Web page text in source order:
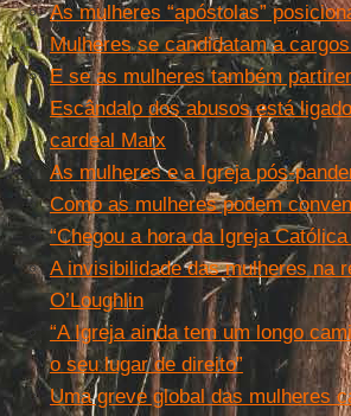
As mulheres “apóstolas”
Mulheres se candidatam a
E se as mulheres também
Escândalo dos abusos está
cardeal Marx
As mulheres e a Igreja pós-
Como as mulheres podem
“Chegou a hora da Igreja
A invisibilidade das mulheres na
O’Loughlin
“A Igreja ainda tem um longo
o seu lugar de direito”
Uma greve global das mulheres